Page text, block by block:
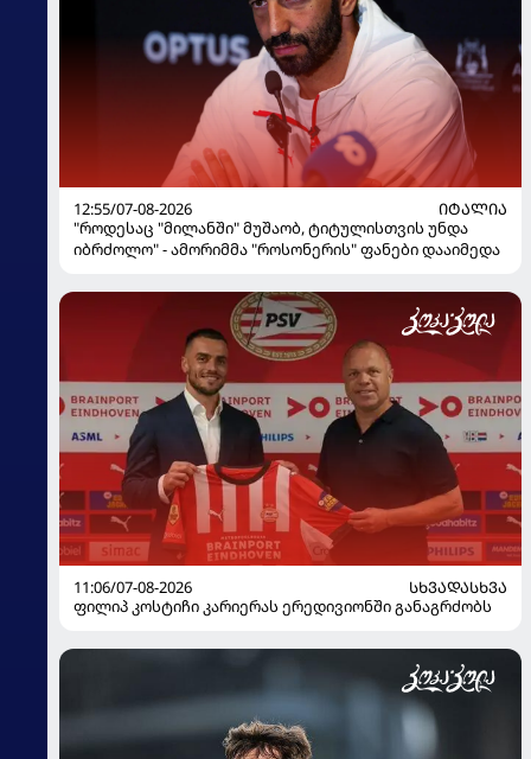
12:55/07-08-2026
ᲘᲢᲐᲚᲘᲐ
"როდესაც "მილანში" მუშაობ, ტიტულისთვის უნდა
იბრძოლო" - ამორიმმა "როსონერის" ფანები დააიმედა
11:06/07-08-2026
ᲡᲮᲕᲐᲓᲐᲡᲮᲕᲐ
ფილიპ კოსტიჩი კარიერას ერედივიონში განაგრძობს